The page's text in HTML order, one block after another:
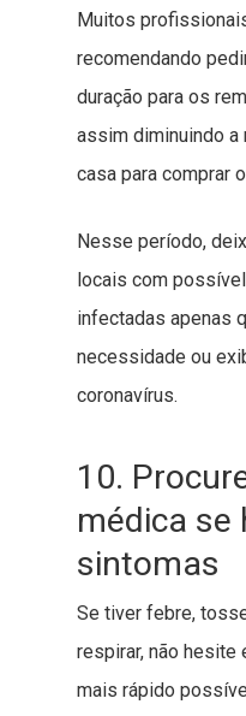
Muitos
recomendando
duração para os
assim diminuindo
casa para comprar
Nesse período,
locais com
infectadas apenas
necessidade ou
coronavírus.
10.
médica se
sintomas
Se tiver febre,
respirar, não hesite
mais rápido